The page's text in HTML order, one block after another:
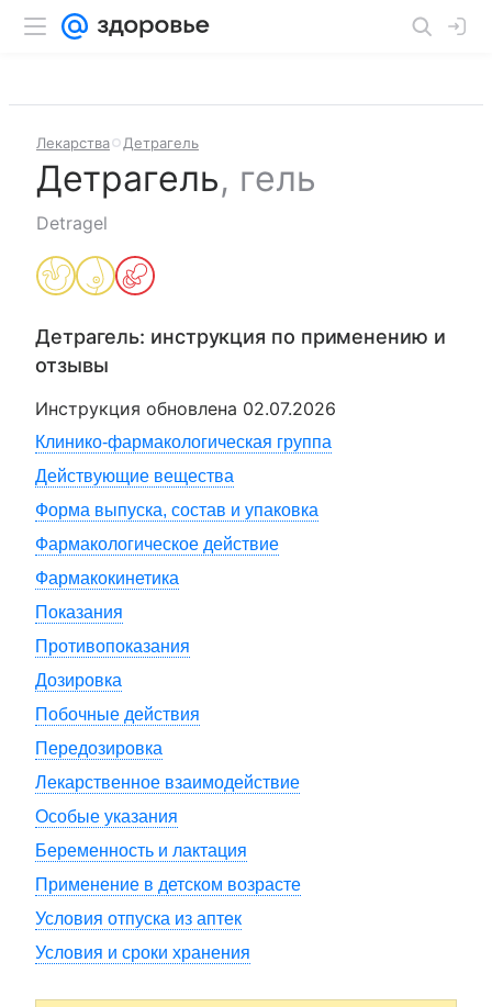
Лекарства Детрагель
Детрагель, гель
Detragel
Детрагель: инструкция по применению и
отзывы
Инструкция обновлена 02.07.2026
Клинико-фармакологическая группа
Действующие вещества
Форма выпуска, состав и упаковка
Фармакологическое действие
Фармакокинетика
Показания
Противопоказания
Дозировка
Побочные действия
Передозировка
Лекарственное взаимодействие
Особые указания
Беременность и лактация
Применение в детском возрасте
Условия отпуска из аптек
Условия и сроки хранения